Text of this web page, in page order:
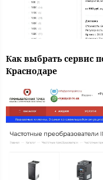
Как выбрать сервис
Краснодаре